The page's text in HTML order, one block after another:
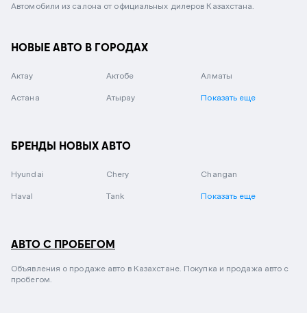
Автомобили из салона от официальных дилеров Казахстана.
НОВЫЕ АВТО В ГОРОДАХ
Актау Актобе Алматы
Астана Атырау Показать еще
БРЕНДЫ НОВЫХ АВТО
Hyundai Chery Changan
Haval Tank Показать еще
АВТО С ПРОБЕГОМ
Объявления о продаже авто в Казахстане. Покупка и продажа авто с
пробегом.